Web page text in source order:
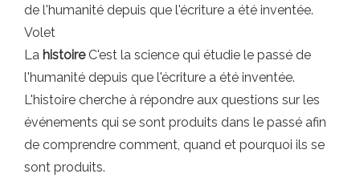
de l'humanité depuis que l'écriture a été inventée.
Volet
La histoireC'est la science qui étudie le passé de
l'humanité depuis que l'écriture a été inventée.
L'histoire cherche à répondre aux questions sur les
événements qui se sont produits dans le passé afin
de comprendre comment, quand et pourquoi ils se
sont produits.